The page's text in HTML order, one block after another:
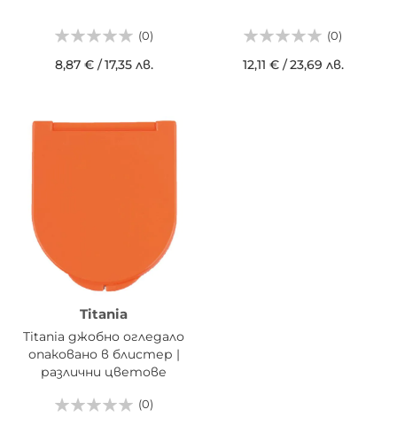
(0)
8,87 €/17,35 лв.
(0)
12,11 €/23,69 лв.
Titania
Titania джобно огледало
опаковано в блистер |
различни цветове
(0)